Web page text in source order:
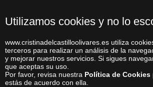
Utilizamos cookies y no lo
www.cristinadelcastilloolivares.es utiliza
terceros para realizar un análisis de la
y mejorar nuestros servicios. Si sigues
que aceptas su uso.
Por favor, revisa nuestra Política de Cookies
estás de acuerdo con ella.